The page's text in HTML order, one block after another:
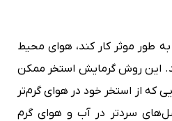
طور موثر کار کند، هوای محیط
بالاتر باشد. این روش گرمایش استخر ممکن
که از استخر خود در هوای گرم‌تر
سردتر در آب و هوای گرم